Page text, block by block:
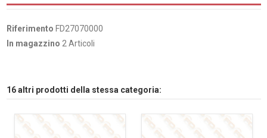
Riferimento FD27070000
In magazzino 2 Articoli
16 altri prodotti della stessa categoria: